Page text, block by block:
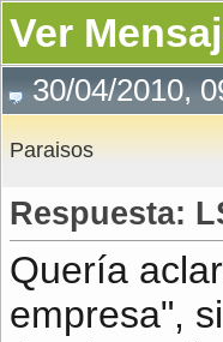
Ver
30/04/2010,
Paraisos
Respuesta:
Quería
empresa",